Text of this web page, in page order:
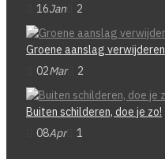
16Jan 2
Groene aanslag verwijderen
02Mar 2
Buiten schilderen, doe je zo!
08Apr 1